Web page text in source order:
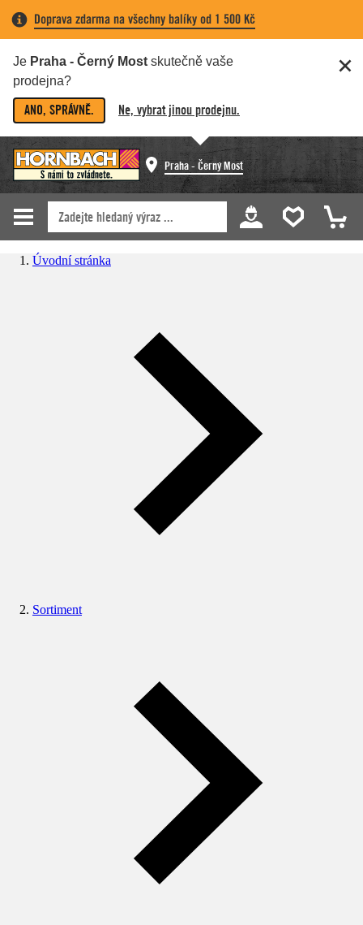
Doprava zdarma na všechny balíky od 1 500 Kč
Je Praha - Černý Most skutečně vaše
prodejna?
ANO, SPRÁVNĚ. Ne, vybrat jinou prodejnu.
Praha - Černý Most
Úvodní stránka
Sortiment